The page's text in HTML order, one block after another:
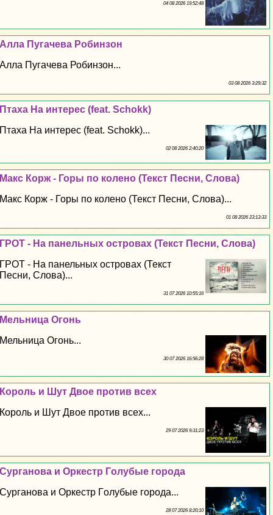
04 08 2026 19:52:48
Алла Пугачева Робинзон
Алла Пугачева Робинзон...
03 08 2026 3:29:32
Птаха На интерес (feat. Schokk)
Птаха На интерес (feat. Schokk)...
02 08 2026 2:40:20
Макс Корж - Горы по колено (Текст Песни, Слова)
Макс Корж - Горы по колено (Текст Песни, Слова)...
01 08 2026 23:13:33
ГРОТ - На панельных островах (Текст Песни, Слова)
ГРОТ - На панельных островах (Текст
Песни, Слова)...
31 07 2026 10:55:16
Мельница Огонь
Мельница Огонь...
30 07 2026 16:56:28
Король и Шут Двое против всех
Король и Шут Двое против всех...
29 07 2026 9:31:23
Сурганова и Оркестр Гoлyбые города
Сурганова и Оркестр Гoлyбые города...
28 07 2026 8:20:10